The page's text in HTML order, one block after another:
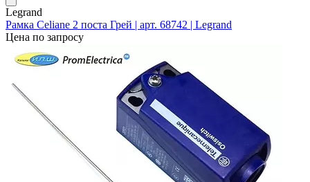
Legrand
Рамка Celiane 2 поста Грей | арт. 68742 | Legrand
Цена по запросу